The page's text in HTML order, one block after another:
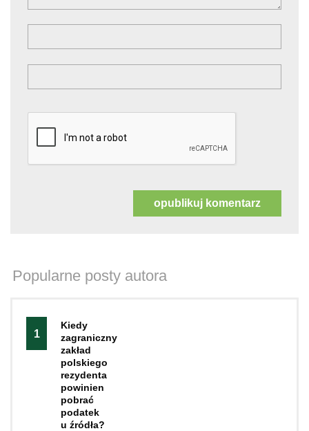
Popularne posty autora
1
Kiedy
zagraniczny
zakład
polskiego
rezydenta
powinien
pobrać
podatek
u źródła?